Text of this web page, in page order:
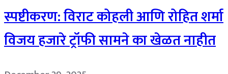
स्पष्टीकरण: विराट कोहली आणि रोहित शर्मा
विजय हजारे ट्रॉफी सामने का खेळत नाहीत